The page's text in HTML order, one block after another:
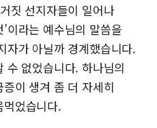
짓 선지자들이 일어나
이라는 예수님의 말씀을
자가 아닐까 경계했습니다.
수 없었습니다. 하나님의
이 생겨 좀 더 자세히
었습니다.